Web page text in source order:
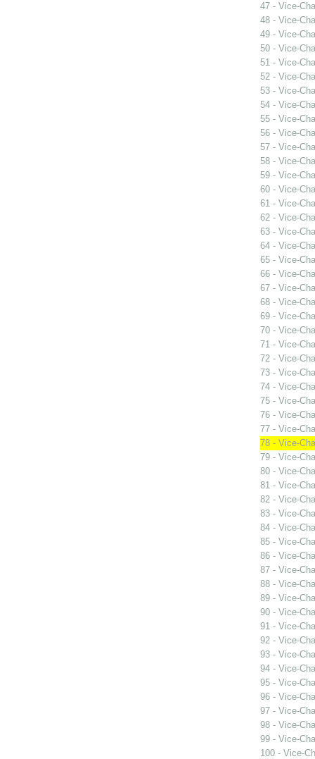
47 - Vice-
48 - Vice-
49 - Vice-
50 - Vice-
51 - Vice-
52 - Vice-
53 - Vice-
54 - Vice-
55 - Vice-
56 - Vice-
57 - Vice-
58 - Vice-
59 - Vice-
60 - Vice-
61 - Vice-
62 - Vice-
63 - Vice-
64 - Vice-
65 - Vice-
66 - Vice-
67 - Vice-
68 - Vice-
69 - Vice-
70 - Vice-
71 - Vice-
72 - Vice-
73 - Vice-
74 - Vice-
75 - Vice-
76 - Vice-
77 - Vice-
78 - Vice-
79 - Vice-
80 - Vice-
81 - Vice-
82 - Vice-
83 - Vice-
84 - Vice-
85 - Vice-
86 - Vice-
87 - Vice-
88 - Vice-
89 - Vice-
90 - Vice-
91 - Vice-
92 - Vice-
93 - Vice-
94 - Vice-
95 - Vice-
96 - Vice-
97 - Vice-
98 - Vice-
99 - Vice-
100 - Vice-